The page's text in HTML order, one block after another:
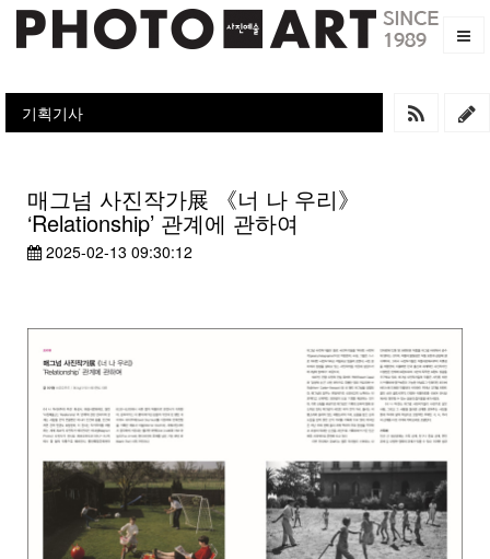
기획기사
매그넘 사진작가展 《너 나 우리》
‘Relationship’ 관계에 관하여
2025-02-13 09:30:12